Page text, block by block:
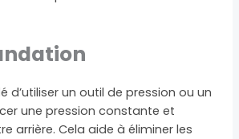
d’utiliser un outil de pression ou un
une pression constante et
arrière. Cela aide à éliminer les